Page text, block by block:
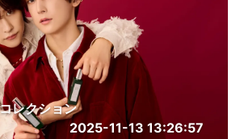
レクション
2025-11-13 13:26:57